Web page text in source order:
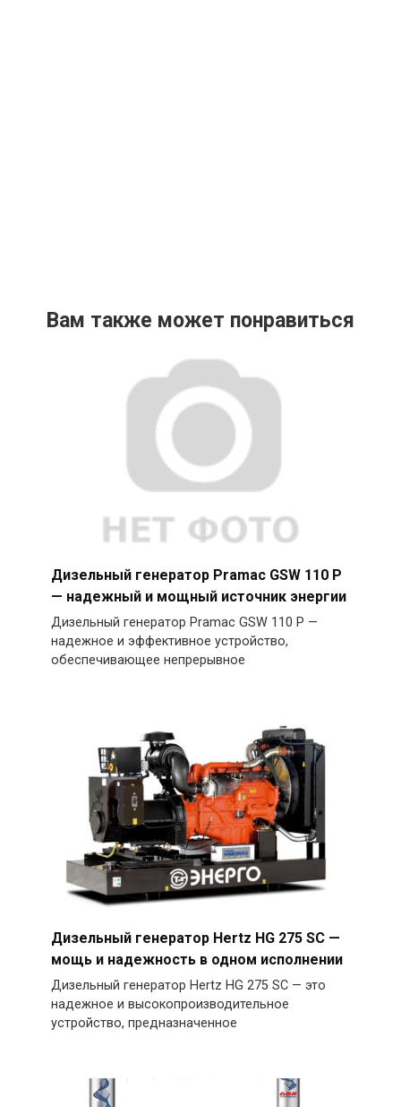
Вам также может понравиться
Дизельный генератор Pramac GSW 110 P
— надежный и мощный источник энергии
Дизельный генератор Pramac GSW 110 P —
надежное и эффективное устройство,
обеспечивающее непрерывное
Дизельный генератор Hertz HG 275 SC —
мощь и надежность в одном исполнении
Дизельный генератор Hertz HG 275 SC — это
надежное и высокопроизводительное
устройство, предназначенное